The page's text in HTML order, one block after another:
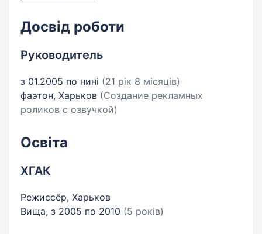
Досвід роботи
Руководитель
з 01.2005 по нині (21 рік 8 місяців)
фаэтон, Харьков (Создание рекламных
роликов с озвучкой)
Освіта
ХГАК
Режиссёр, Харьков
Вища, з 2005 по 2010 (5 років)